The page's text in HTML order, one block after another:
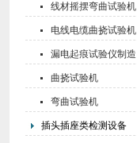
线材摇摆弯曲试验机
电线电缆曲挠试验机
漏电起痕试验仪制造
曲挠试验机
弯曲试验机
插头插座类检测设备